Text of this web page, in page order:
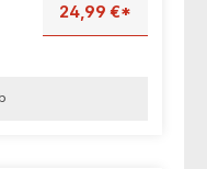
24,99 €*